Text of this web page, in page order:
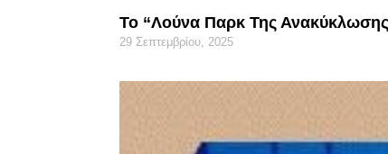
Το “Λούνα Παρκ Της
29 Σεπτεμβρίου, 2025